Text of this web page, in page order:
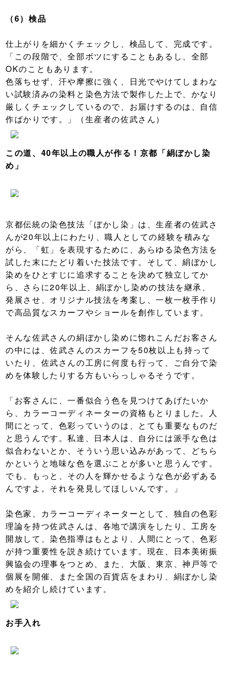
（6） 検品
仕上がりを細かくチェックし、検品して、完成です。
「この段階で、全部ボツにすることもあるし、全部
OKのこともあります。
色落ちせず、汗や摩擦に強く、日光でやけてしまわな
い試験済みの染料と染色方法で製作した上で、かなり
厳しくチェックしているので、お届けするのは、自信
作ばかりです。」（生産者の佐武さん）
この道、40年以上の職人が作る！京都「絹ぼかし染
め」
京都伝統の染色技法「ぼかし染」は、生産者の佐武さ
んが20年以上にわたり、職人としての経験を積みな
がら、「虹」を表現するために、あらゆる染色方法を
試した末にたどり着いた技法です。そして、絹ぼかし
染めをひとすじに追求することを決めて独立してか
ら、さらに20年以上、絹ぼかし染めの技法を継承、
発展させ、オリジナル技法を考案し、一枚一枚手作り
で高品質なスカーフやショールを創作しています。
そんな佐武さんの絹ぼかし染めに惚れこんだお客さん
の中には、佐武さんのスカーフを50枚以上も持って
いたり、佐武さんの工房に何度も行って、ご自分で染
めを体験したりする方もいらっしゃるそうです。
「お客さんに、一番似合う色を見つけてあげたいか
ら、カラーコーディネーターの資格もとりました。人
間にとって、色彩っていうのは、とても重要なものだ
と思うんです。私達、日本人は、自分には派手な色は
似合わないとか、そういう思い込みがあって、どちら
かというと地味な色を選ぶことが多いと思うんです。
でも、もっと、その人を輝かせるような色が必ずある
んですよ。それを発見してほしいんです。」
染色家、カラーコーディネーターとして、独自の色彩
理論を持つ佐武さんは、各地で講演をしたり、工房を
開放して、染色指導はもとより、人間にとって、色彩
が持つ重要性を説き続けています。現在、日本美術振
興協会の理事をつとめ、また、大阪、東京、神戸等で
個展を開催、また全国の百貨店をまわり、絹ぼかし染
めを紹介し続けています。
お手入れ